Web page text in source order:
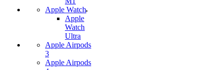
Apple Watch
Apple
Watch
Ultra
Apple Airpods
3
Apple Airpods